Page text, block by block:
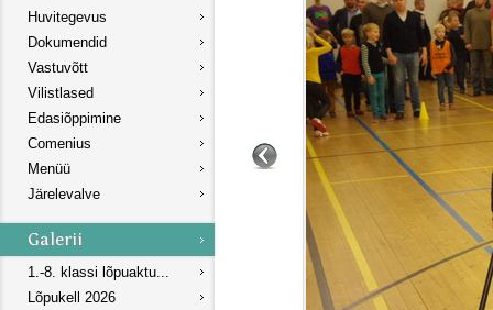
Huvitegevus
Dokumendid
Vastuvõtt
Vilistlased
Edasiõppimine
Comenius
Menüü
Järelevalve
1.-8. klassi lõpuaktu...
Lõpukell 2026